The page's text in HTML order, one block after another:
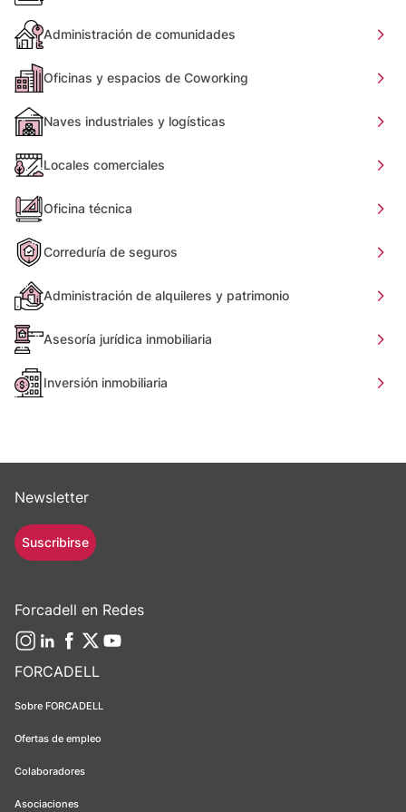
Administración de comunidades
Oficinas y espacios de Coworking
Naves industriales y logísticas
Locales comerciales
Oficina técnica
Correduría de seguros
Administración de alquileres y patrimonio
Asesoría jurídica inmobiliaria
Inversión inmobiliaria
FORCADELL
Sobre FORCADELL
Ofertas de empleo
Colaboradores
Asociaciones
Newsletter
Suscribirse
Forcadell en Redes